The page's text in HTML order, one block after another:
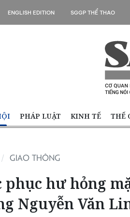
ENGLISH EDITION SGGP THỂ THAO
PHÁP LUẬT KINH TẾ THẾ
GIAO THÔNG
phục hư hỏng
Nguyễn Văn